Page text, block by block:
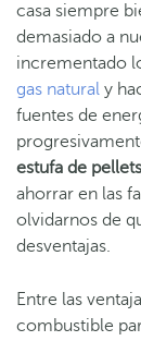
casa siempre
demasiado a
incrementado
gas natural y
fuentes de
estufa de pellets
ahorrar en las
olvidarnos de
desventajas.
Entre las
combustible